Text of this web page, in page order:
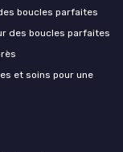
boucles parfaites
des boucles parfaites
et soins pour une